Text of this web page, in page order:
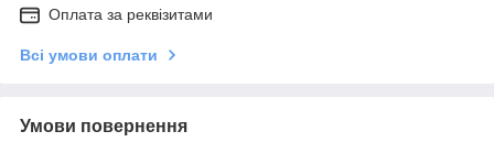
Оплата за реквізитами
Всі умови оплати
Умови повернення